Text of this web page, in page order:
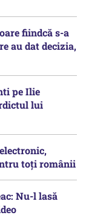
fiindcă s-a
au dat decizia,
pe Ilie
lui
toți românii
Nu-l lasă